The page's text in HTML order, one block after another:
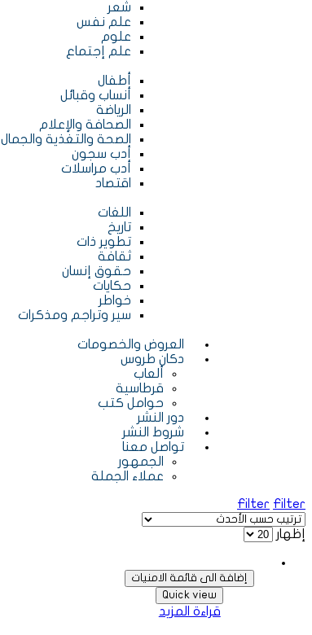
شعر
علم نفس
علوم
علم إجتماع
أطفال
أنساب وقبائل
الرياضة
الصحافة والإعلام
الصحة والتغذية والجمال
أدب سجون
أدب مراسلات
اقتصاد
اللغات
تاريخ
تطوير ذات
ثقافة
حقوق إنسان
حكايات
خواطر
سير وتراجم ومذكرات
العروض والخصومات
دكان طروس
ألعاب
قرطاسية
حوامل كتب
دور النشر
شروط النشر
تواصل معنا
الجمهور
عملاء الجملة
Filter Filter
إظهار
إضافة الى قائمة الامنيات
Quick view
قراءة المزيد